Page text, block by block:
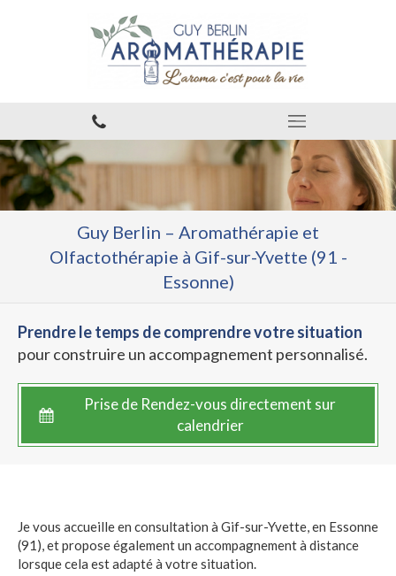
Guy Berlin – Aromathérapie et
Olfactothérapie à Gif-sur-Yvette (91 -
Essonne)
Prendre le temps de comprendre votre situation
pour construire un accompagnement personnalisé.
Prise de Rendez-vous directement sur
calendrier
Je vous accueille en consultation à Gif-sur-Yvette, en Essonne
(91), et propose également un accompagnement à distance
lorsque cela est adapté à votre situation.